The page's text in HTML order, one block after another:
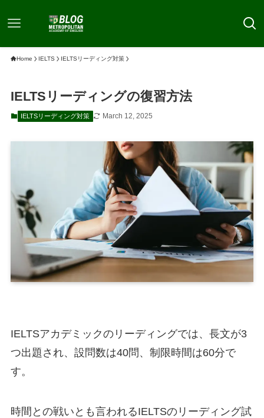
Home IELTS IELTSリーディング対策
IELTSリーディングの復習方法
IELTSリーディング対策 March 12, 2025
IELTSアカデミックのリーディングでは、長文が3
つ出題され、設問数は40問、制限時間は60分で
す。
時間との戦いとも言われるIELTSのリーディング試